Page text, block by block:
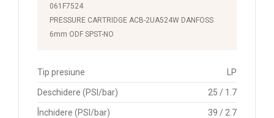
061F7524
PRESSURE CARTRIDGE ACB-2UA524W DANFOSS
6mm ODF SPST-NO
Tip presiune LP
Deschidere (PSI/bar) 25 / 1.7
Închidere (PSI/bar) 39 / 2.7